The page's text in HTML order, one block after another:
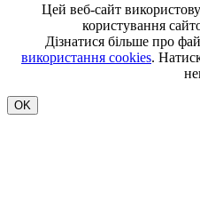
Цей веб-сайт
користування
Дізнатися більше про
використання cookies.
OK